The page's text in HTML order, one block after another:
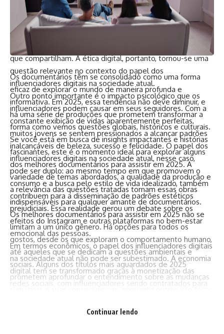
influenciadores podem, involuntariamente, ser responsáveis
pela difusão de desinformação. Esse fenômeno tem gerado
debates sobre a responsabilidade desses indivíduos e a
necessidade de um maior cuidado na escolha do conteúdo
que compartilham. A ética digital, portanto, tornou-se uma
questão relevante no contexto do papel dos
influenciadores digitais na sociedade atual.
Outro ponto importante é o impacto psicológico que os
influenciadores podem causar em seus seguidores. Com a
constante exibição de vidas aparentemente perfeitas,
muitos jovens se sentem pressionados a alcançar padrões
inalcançáveis de beleza, sucesso e felicidade. O papel dos
influenciadores digitais na sociedade atual, nesse caso,
pode ser duplo: ao mesmo tempo em que promovem o
consumo e a busca pelo estilo de vida idealizado, também
contribuem para a disseminação de padrões estéticos
prejudiciais. Essa realidade gerou um debate sobre os
efeitos do Instagram e outras plataformas no bem-estar
emocional das pessoas.
Em termos econômicos, o papel dos influenciadores digitais
na sociedade atual não pode ser subestimado. A economia
digital tem se transformado graças à monetização das
redes sociais, com influenciadores sendo contratados para
influência proporcionou novas oportunidades de negócios
Os documentários têm se consolidado como uma forma
eficaz de explorar o mundo de maneira profunda e
informativa. Em 2025, essa tendência não deve diminuir, e
há uma série de produções que prometem transformar a
forma como vemos questões globais, históricos e culturais.
Se você está em busca de insights impactantes e histórias
fascinantes, este é o momento ideal para explorar alguns
dos melhores documentários para assistir em 2025. A
variedade de temas abordados, a qualidade da produção e
a relevância das questões tratadas tornam essas obras
indispensáveis para qualquer amante de documentários.
Os melhores documentários para assistir em 2025 não se
limitam a um único gênero. Há opções para todos os
gostos, desde os que exploram o comportamento humano,
até aqueles que se dedicam a questões ambientais e
sociais. Alguns dos títulos mais aguardados de 2025
prometem aprofundar o entendimento sobre as mudanças
social. Essas produções são uma excelente forma de
Continuar lendo